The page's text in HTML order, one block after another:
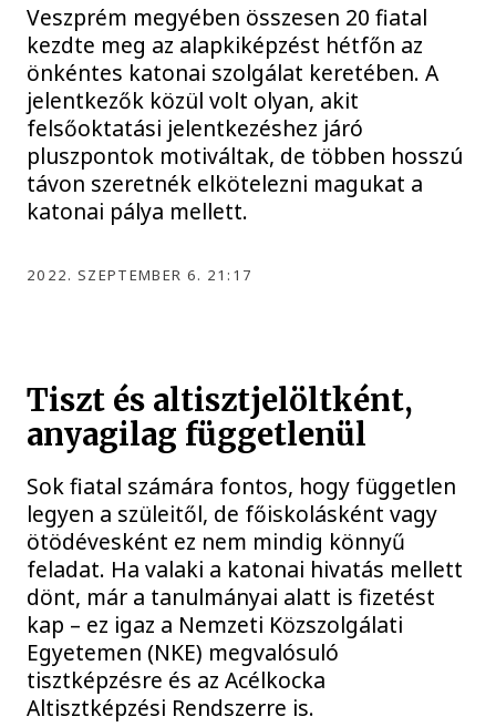
Veszprém megyében összesen 20 fiatal
kezdte meg az alapkiképzést hétfőn az
önkéntes katonai szolgálat keretében. A
jelentkezők közül volt olyan, akit
felsőoktatási jelentkezéshez járó
pluszpontok motiváltak, de többen hosszú
távon szeretnék elkötelezni magukat a
katonai pálya mellett.
2022. SZEPTEMBER 6. 21:17
Tiszt és altisztjelöltként,
anyagilag függetlenül
Sok fiatal számára fontos, hogy független
legyen a szüleitől, de főiskolásként vagy
ötödévesként ez nem mindig könnyű
feladat. Ha valaki a katonai hivatás mellett
dönt, már a tanulmányai alatt is fizetést
kap – ez igaz a Nemzeti Közszolgálati
Egyetemen (NKE) megvalósuló
tisztképzésre és az Acélkocka
Altisztképzési Rendszerre is.